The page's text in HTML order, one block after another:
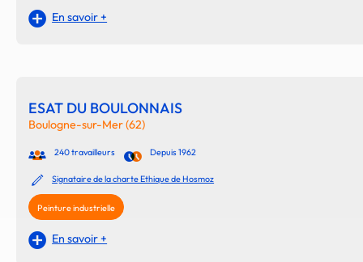
En savoir +
ESAT DU BOULONNAIS
Boulogne-sur-Mer (62)
240 travailleurs Depuis 1962
Signataire de la charte Ethique de Hosmoz
Peinture industrielle
En savoir +